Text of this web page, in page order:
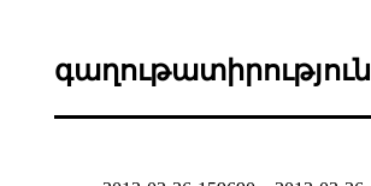
գաղութատիրություն